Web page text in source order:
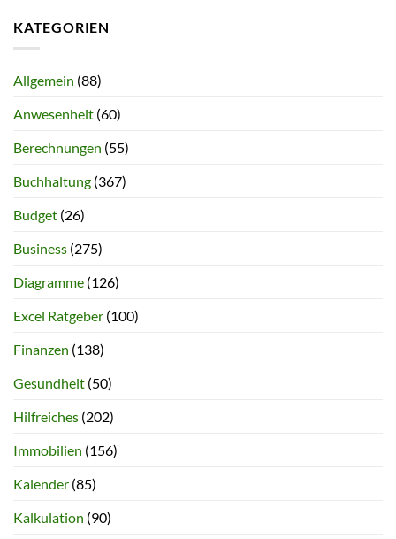
KATEGORIEN
Allgemein (88)
Anwesenheit (60)
Berechnungen (55)
Buchhaltung (367)
Budget (26)
Business (275)
Diagramme (126)
Excel Ratgeber (100)
Finanzen (138)
Gesundheit (50)
Hilfreiches (202)
Immobilien (156)
Kalender (85)
Kalkulation (90)